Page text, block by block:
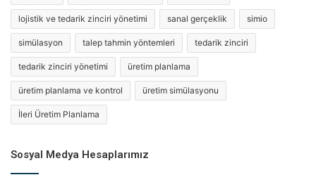
İkinci bölümdehem ne verdiğini, hem nasıl vereceğini
beraber göreceğiz.
İlk olarak LinkedIn’de yayınlandı.
big data
lojistik ve tedarik zinciri yönetimi sanal gerçeklik simio
simülasyon talep tahmin yöntemleri tedarik zinciri
tedarik zinciri yönetimi üretim planlama
üretim planlama ve kontrol üretim simülasyonu
İleri Üretim Planlama
Sosyal Medya Hesaplarımız